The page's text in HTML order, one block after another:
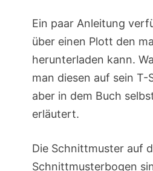
Ein paar Anleitung
über einen Plott den
herunterladen kann.
man diesen auf sein
aber in dem Buch
erläutert.
Die Schnittmuster auf
Schnittmusterbogen